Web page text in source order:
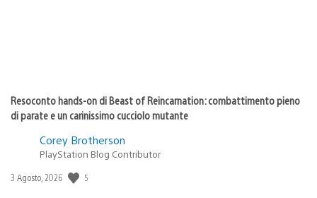
Resoconto hands-on di Beast of Reincarnation: combattimento pieno
di parate e un carinissimo cucciolo mutante
Corey Brotherson
PlayStation Blog Contributor
Data
3 Agosto, 2026 5